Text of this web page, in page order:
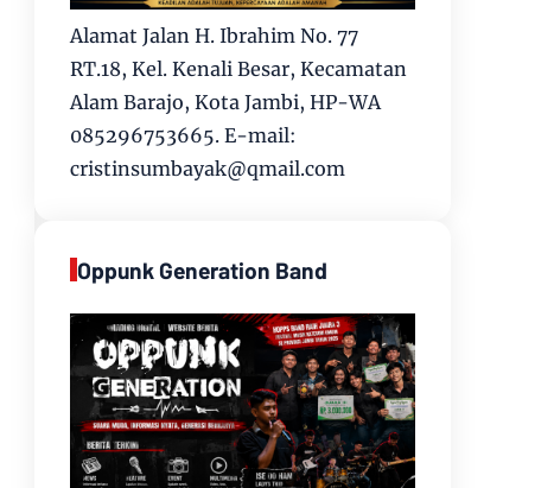
Alamat Jalan H. Ibrahim No. 77
RT.18, Kel. Kenali Besar, Kecamatan
Alam Barajo, Kota Jambi, HP-WA
085296753665. E-mail:
cristinsumbayak@qmail.com
Oppunk Generation Band